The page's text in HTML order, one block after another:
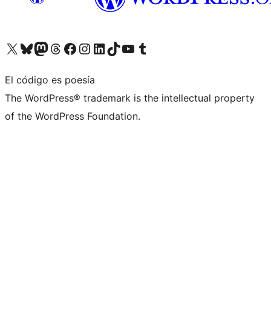
Visita nuestra cuenta de X (anteriormente Twitter)
Visita nuestra cuenta de Bluesky
Visita nuestra cuenta de Mastodon
Visita nuestra cuenta de Threads
Visita nuestra página de Facebook
Visita nuestra cuenta de Instagram
Visita nuestra cuenta de LinkedIn
Visita nuestra cuenta de TikTok
Visita nuestro canal de YouTube
Visita nuestra cuenta de Tumblr
El código es poesía
The WordPress® trademark is the intellectual property
of the WordPress Foundation.